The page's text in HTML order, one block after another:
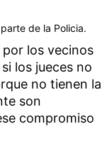
de la Policia.
por los vecinos
los jueces no
no tienen la
son
compromiso